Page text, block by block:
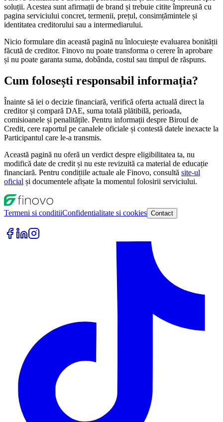
soluții. Acestea sunt afirmații de brand și trebuie citite împreună cu
pagina serviciului concret, termenii, prețul, consimțămintele și
identitatea creditorului sau a intermediarului.
Nicio formulare din această pagină nu înlocuiește evaluarea bonității
făcută de creditor. Finovo nu poate transforma o cerere în aprobare
și nu poate garanta suma, dobânda, costul sau timpul de răspuns.
Cum folosești responsabil informația?
Înainte să iei o decizie financiară, verifică oferta actuală direct la
creditor și compară DAE, suma totală plătibilă, perioada,
comisioanele și penalitățile. Pentru informații despre Biroul de
Credit, cere raportul pe canalele oficiale și contestă datele inexacte la
Participantul care le-a transmis.
Această pagină nu oferă un verdict despre eligibilitatea ta, nu
modifică date de credit și nu este revizuită ca material de educație
financiară. Pentru condițiile actuale ale Finovo, consultă site-ul
oficial și documentele afișate la momentul folosirii serviciului.
Termeni si conditiiConfidentialitate si cookies Contact